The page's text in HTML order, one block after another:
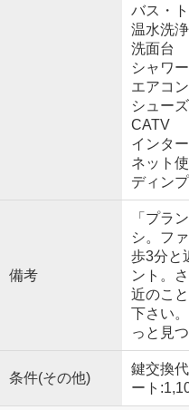
バス・
温水洗
洗面台
シャワー
エアコン
シュー
CATV
インタ
ネット
ディン
備考
「プラ
シ。フ
歩3分と
ント。
近のこ
下さい
っと見
条件(その他)
鍵交換
ート